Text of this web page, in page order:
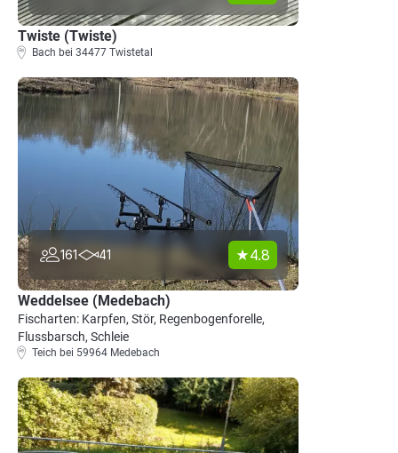
Twiste (Twiste)
Bach bei 34477 Twistetal
161 41 4.8
Weddelsee (Medebach)
Fischarten: Karpfen, Stör, Regenbogenforelle,
Flussbarsch, Schleie
Teich bei 59964 Medebach